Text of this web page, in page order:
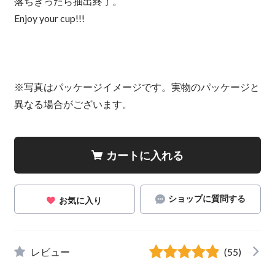
Enjoy your cup!!!
※写真はパッケージイメージです。実物のパッケージと
異なる場合がございます。
カートに入れる
お気に入り ショップに質問する
レビュー (55)